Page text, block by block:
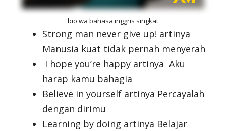
bio wa bahasa inggris singkat
Strong man never give up! artinya
Manusia kuat tidak pernah menyerah
I hope you’re happy artinya Aku
harap kamu bahagia
Believe in yourself artinya Percayalah
dengan dirimu
Learning by doing artinya Belajar